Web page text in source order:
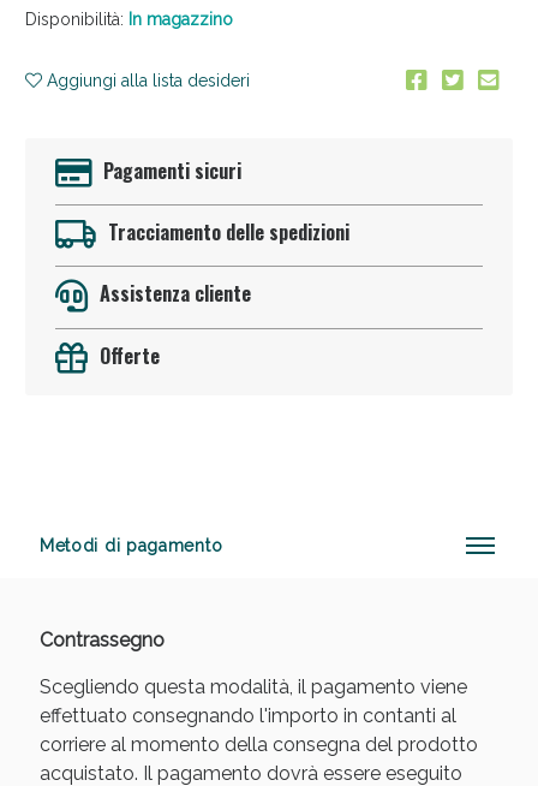
Disponibilità: In magazzino
Aggiungi alla lista desideri
Pagamenti sicuri
Tracciamento delle spedizioni
Assistenza cliente
Offerte
Metodi di pagamento
Contrassegno
Scegliendo questa modalità, il pagamento viene
effettuato consegnando l'importo in contanti al
corriere al momento della consegna del prodotto
acquistato. Il pagamento dovrà essere eseguito
Anticellulite e Fanghi: Sconto fino al 40% valido
oggi!